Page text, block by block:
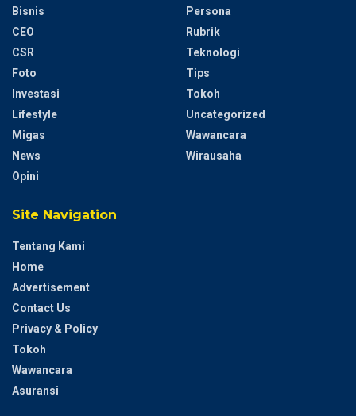
Bisnis
CEO
CSR
Foto
Investasi
Lifestyle
Migas
News
Opini
Persona
Rubrik
Teknologi
Tips
Tokoh
Uncategorized
Wawancara
Wirausaha
Site Navigation
Tentang Kami
Home
Advertisement
Contact Us
Privacy & Policy
Tokoh
Wawancara
Asuransi